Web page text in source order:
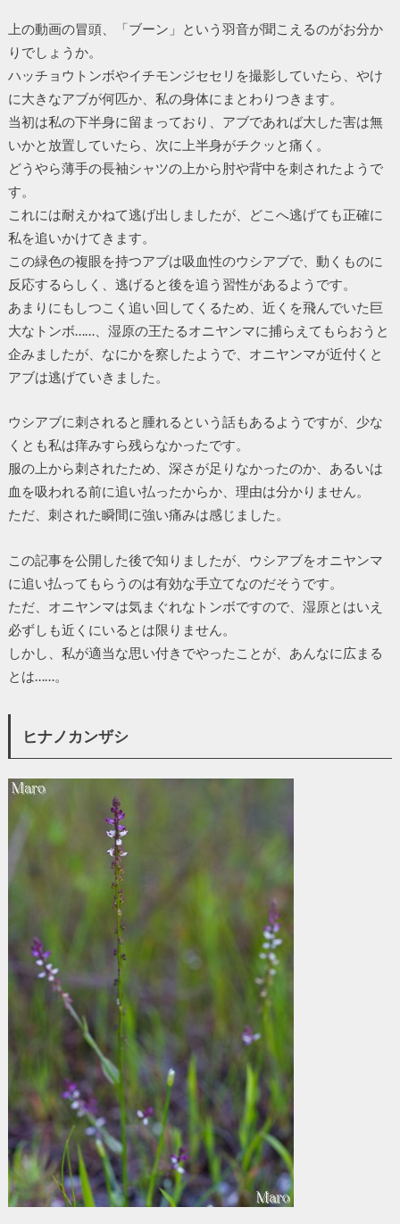
上の動画の冒頭、「ブーン」という羽音が聞こえるのがお分か
りでしょうか。
ハッチョウトンボやイチモンジセセリを撮影していたら、やけ
に大きなアブが何匹か、私の身体にまとわりつきます。
当初は私の下半身に留まっており、アブであれば大した害は無
いかと放置していたら、次に上半身がチクッと痛く。
どうやら薄手の長袖シャツの上から肘や背中を刺されたようで
す。
これには耐えかねて逃げ出しましたが、どこへ逃げても正確に
私を追いかけてきます。
この緑色の複眼を持つアブは吸血性のウシアブで、動くものに
反応するらしく、逃げると後を追う習性があるようです。
あまりにもしつこく追い回してくるため、近くを飛んでいた巨
大なトンボ……、湿原の王たるオニヤンマに捕らえてもらおうと
企みましたが、なにかを察したようで、オニヤンマが近付くと
アブは逃げていきました。
ウシアブに刺されると腫れるという話もあるようですが、少な
くとも私は痒みすら残らなかったです。
服の上から刺されたため、深さが足りなかったのか、あるいは
血を吸われる前に追い払ったからか、理由は分かりません。
ただ、刺された瞬間に強い痛みは感じました。
この記事を公開した後で知りましたが、ウシアブをオニヤンマ
に追い払ってもらうのは有効な手立てなのだそうです。
ただ、オニヤンマは気まぐれなトンボですので、湿原とはいえ
必ずしも近くにいるとは限りません。
しかし、私が適当な思い付きでやったことが、あんなに広まる
とは……。
ヒナノカンザシ